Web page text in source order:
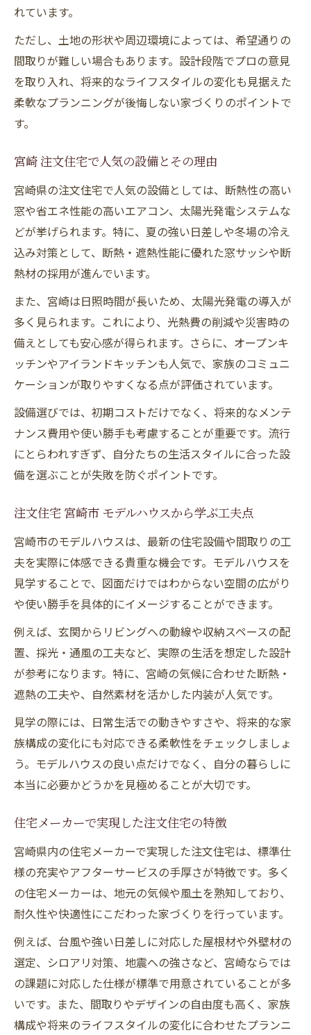
注文住宅の成功事例から選び方を学ぶ
宮崎 注文住宅で比較すべき仕様と性能
住宅メーカーと工務店の選択基準を解説
口コミを活用した注文住宅の情報収集法
モデルハウス見学で注目すべきポイント
注文住宅で叶える家族の理想的な動線設計
住宅メーカーと相談して決める設備選び
実例から学ぶ注文住宅の快適な間取り
工務店と一緒に考える暮らしやすさの工夫
宮崎県ならではの注文住宅成功ポイント
宮崎 注文住宅で重視したい気候対策
住宅メーカーと考える台風対策の工夫
建設工業の評判を参考にした家づくり
注文住宅で選ばれる断熱・耐震性の秘訣
工務店が提案する宮崎県の家づくり技術
れています。
ただし、土地の形状や周辺環境によっては、希望通りの
間取りが難しい場合もあります。設計段階でプロの意見
を取り入れ、将来的なライフスタイルの変化も見据えた
柔軟なプランニングが後悔しない家づくりのポイントで
す。
宮崎 注文住宅で人気の設備とその理由
宮崎県の注文住宅で人気の設備としては、断熱性の高い
窓や省エネ性能の高いエアコン、太陽光発電システムな
どが挙げられます。特に、夏の強い日差しや冬場の冷え
込み対策として、断熱・遮熱性能に優れた窓サッシや断
熱材の採用が進んでいます。
また、宮崎は日照時間が長いため、太陽光発電の導入が
多く見られます。これにより、光熱費の削減や災害時の
備えとしても安心感が得られます。さらに、オープンキ
ッチンやアイランドキッチンも人気で、家族のコミュニ
ケーションが取りやすくなる点が評価されています。
設備選びでは、初期コストだけでなく、将来的なメンテ
ナンス費用や使い勝手も考慮することが重要です。流行
にとらわれすぎず、自分たちの生活スタイルに合った設
備を選ぶことが失敗を防ぐポイントです。
注文住宅 宮崎市 モデルハウスから学ぶ工夫点
宮崎市のモデルハウスは、最新の住宅設備や間取りの工
夫を実際に体感できる貴重な機会です。モデルハウスを
見学することで、図面だけではわからない空間の広がり
や使い勝手を具体的にイメージすることができます。
例えば、玄関からリビングへの動線や収納スペースの配
置、採光・通風の工夫など、実際の生活を想定した設計
が参考になります。特に、宮崎の気候に合わせた断熱・
遮熱の工夫や、自然素材を活かした内装が人気です。
見学の際には、日常生活での動きやすさや、将来的な家
族構成の変化にも対応できる柔軟性をチェックしましょ
う。モデルハウスの良い点だけでなく、自分の暮らしに
本当に必要かどうかを見極めることが大切です。
住宅メーカーで実現した注文住宅の特徴
宮崎県内の住宅メーカーで実現した注文住宅は、標準仕
様の充実やアフターサービスの手厚さが特徴です。多く
の住宅メーカーは、地元の気候や風土を熟知しており、
耐久性や快適性にこだわった家づくりを行っています。
例えば、台風や強い日差しに対応した屋根材や外壁材の
選定、シロアリ対策、地震への強さなど、宮崎ならでは
の課題に対応した仕様が標準で用意されていることが多
いです。また、間取りやデザインの自由度も高く、家族
構成や将来のライフスタイルの変化に合わせたプランニ